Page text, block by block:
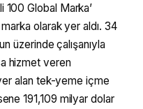
100 Global Marka’
olarak yer aldı. 34
üzerinde çalışanıyla
hizmet veren
alan tek-yeme içme
191,109 milyar dolar